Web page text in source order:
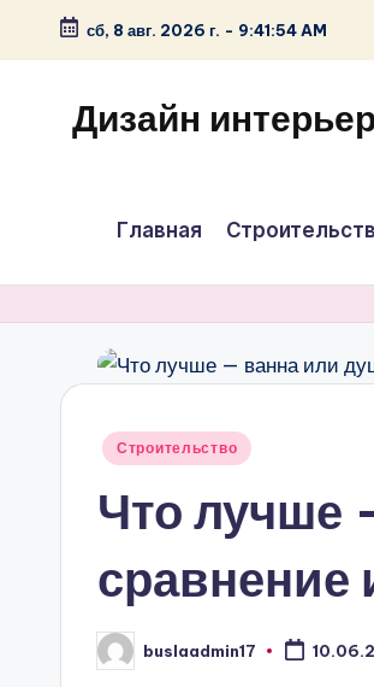
Перейти
содержимому
сб, 8 авг. 2026 г. - 9:41:55 AM
Дизайн
Главная
Опубликовано
Строительство
Что лучше
сравнение
Запись
от
buslaadmin17